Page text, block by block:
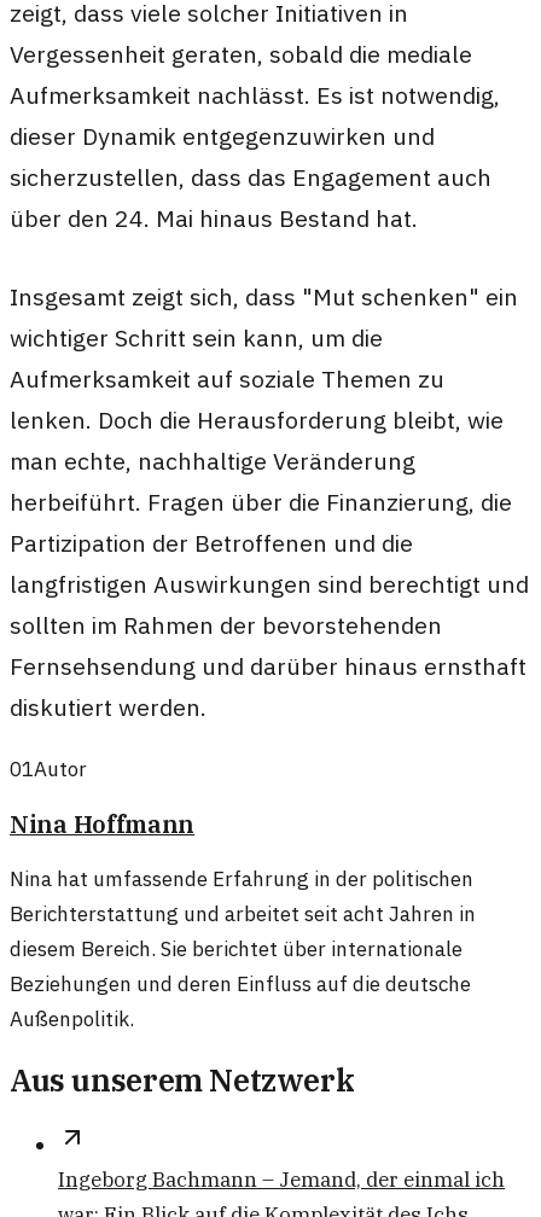
zeigt, dass viele solcher Initiativen in
Vergessenheit geraten, sobald die mediale
Aufmerksamkeit nachlässt. Es ist notwendig,
dieser Dynamik entgegenzuwirken und
sicherzustellen, dass das Engagement auch
über den 24. Mai hinaus Bestand hat.
Insgesamt zeigt sich, dass "Mut schenken" ein
wichtiger Schritt sein kann, um die
Aufmerksamkeit auf soziale Themen zu
lenken. Doch die Herausforderung bleibt, wie
man echte, nachhaltige Veränderung
herbeiführt. Fragen über die Finanzierung, die
Partizipation der Betroffenen und die
langfristigen Auswirkungen sind berechtigt und
sollten im Rahmen der bevorstehenden
Fernsehsendung und darüber hinaus ernsthaft
diskutiert werden.
01Autor
Nina Hoffmann
Nina hat umfassende Erfahrung in der politischen
Berichterstattung und arbeitet seit acht Jahren in
diesem Bereich. Sie berichtet über internationale
Beziehungen und deren Einfluss auf die deutsche
Außenpolitik.
Aus unserem Netzwerk
Ingeborg Bachmann – Jemand, der einmal ich